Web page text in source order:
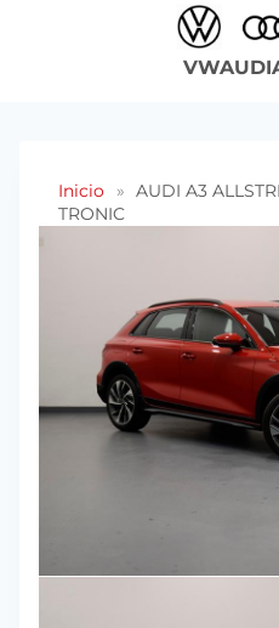
Inicio » AUDI A3
TRONIC